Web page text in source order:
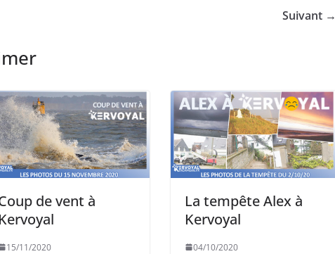
Suivant →
de vent à
Kervoyal
15/11/2020
La tempête Alex à
Kervoyal
04/10/2020